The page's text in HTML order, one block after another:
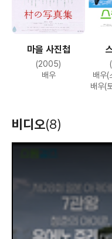
마을 사진첩
(2005)
배우
배우(
배우(
비디오(8)
T